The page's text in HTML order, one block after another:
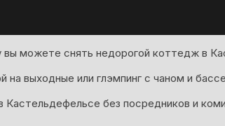
вы можете снять недорогой коттедж в
на выходные или глэмпинг с чаном и
Кастельдефельсе без посредников и